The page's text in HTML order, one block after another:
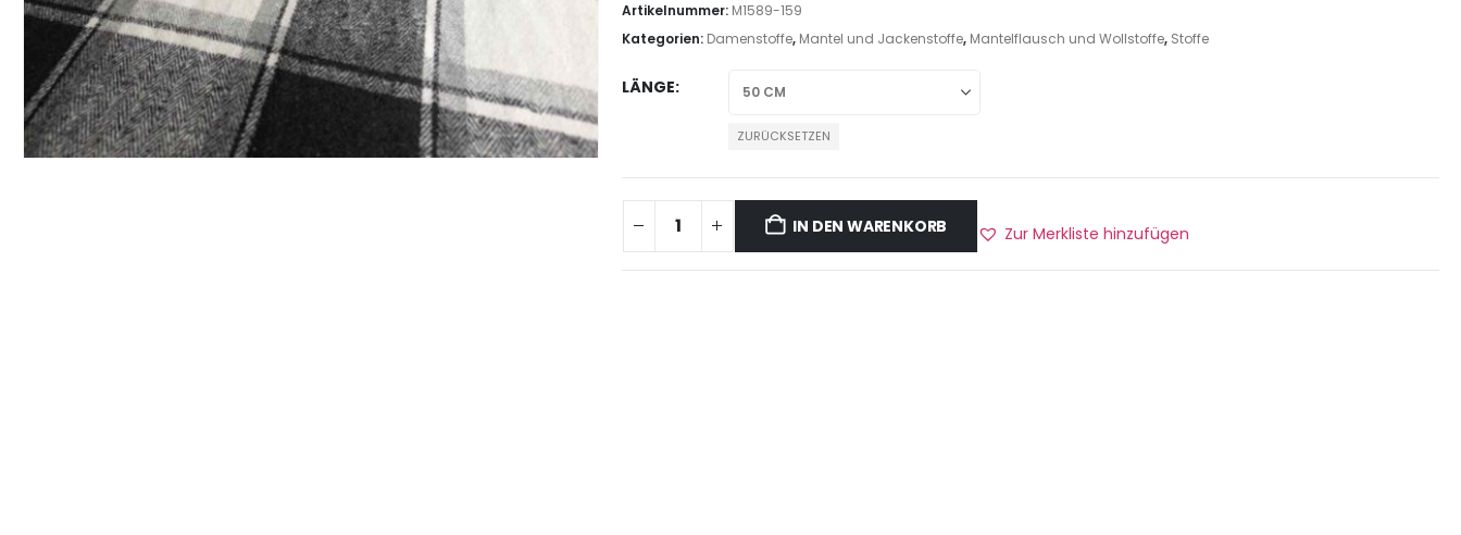
Artikelnummer: M1589-159
Kategorien: Damenstoffe, Mantel und Jackenstoffe, Mantelflausch und Wollstoffe, Stoffe
LÄNGE
ZURÜCKSETZEN
IN DEN WARENKORB Zur Merkliste hinzufügen